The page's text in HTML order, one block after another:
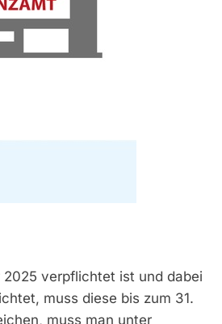
verpflichtet ist und dabei
muss diese bis zum 31.
muss man unter